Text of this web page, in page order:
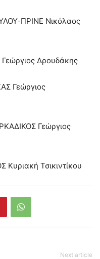
ΠΡΙΝΕ Νικόλαος
Δρουδάκης
Γεώργιος
Γεώργιος
Τσικιντίκου
Next article